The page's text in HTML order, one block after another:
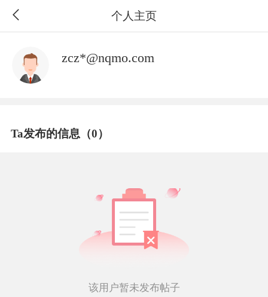
zcz*@nqmo.com
Ta发布的信息（0）
该用户暂未发布帖子
个人主页